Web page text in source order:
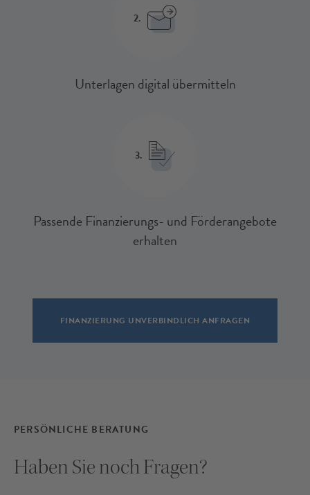
2.
Unterlagen digital übermitteln
3.
Passende Finanzierungs- und Förderangebote
erhalten
FINANZIERUNG UNVERBINDLICH ANFRAGEN
PERSÖNLICHE BERATUNG
Haben Sie noch Fragen?